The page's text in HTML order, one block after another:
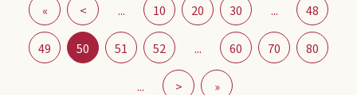
« < ... 10 20 30 ... 48
49 50 51 52 ... 60 70 80
... > »